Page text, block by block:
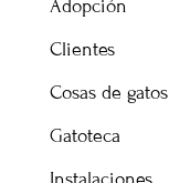
Adopción
Clientes
Cosas de gatos
Gatoteca